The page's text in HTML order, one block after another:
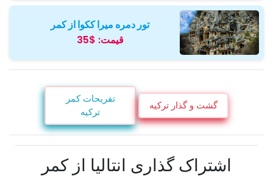
تور دمره میرا ککوا از کمر
قیمت: $35
گشت و گذار ترکیه
تفریحات کمر
ترکیه
اشتراک گذاری انتالیا از کمر